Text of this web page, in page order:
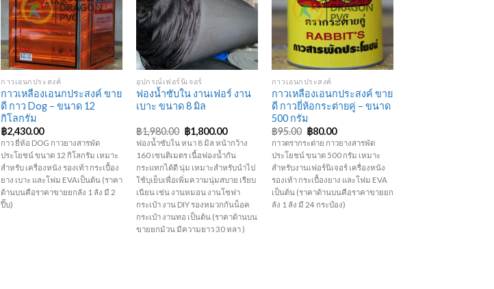
Add to
Wishlist
+
กาวเอนกประสงค์
กาวเหลืองเอนกประสงค์ ขาย
ดี กาว Dog – ขนาด 12
กิโลกรัม
฿2,430.00
กาว ยี่ห้อ DOG กาวยางสารพัด
ประโยชน์ ขนาด 12 กิโลกรัม เหมาะ
สำหรับ เครื่องหนัง รองเท้า กระเบื้อง
ยาง เบาะ และโฟม EVAเป็นต้น (ราคา
ด้านบนคือราคาขายยกลัง 1 ลัง มี 2
ปี๊บ)
Add to
Wishlist
+
อุปกรณ์เฟอร์นิเจอร์
ฟองน้ำซับใน งานเฟอร์ งาน
เบาะ ขนาด 8 มิล
฿1,980.00 Original
price
was:
฿1,980.00.
฿1,800.00Current
price
is:
฿1,800.00.
ฟองน้ำซับใน หนา 8 มิล หน้ากว้าง
160 เซนติเมตร เนื้อฟองน้ำกัน
กระแทกได้ดี นุ่ม เหมาะสำหรับนำไป
ใช้บุเย็บเพื่อเพิ่มความนุ่มสบาย เรียบ
เนียน เช่น งานหมอน งานโซฟา
กระเป๋า งาน DIY รองหมวกกันน็อค
กระเป๋า งานทอ เป็นต้น (ราคาด้านบน
ขายยกม้วน มีความยาว 30 หลา )
Add to
Wishlist
+
กาวเอนกประสงค์
กาวเหลืองเอนกประสงค์ ขาย
ดี กาวยี่ห้อกระต่ายคู่ – ขนาด
500 กรัม
฿95.00 Original
price
was:
฿95.00.
฿80.00Current
price
is:
฿80.00.
กาวตรากระต่าย กาวยางสารพัด
ประโยชน์ ขนาด 500 กรัม เหมาะ
สำหรับงานเฟอร์นิเจอร์ เครื่องหนัง
รองเท้า กระเบื้องยาง และโฟม EVA
เป็นต้น (ราคาด้านบนคือราคาขายยก
ลัง 1 ลัง มี 24 กระป๋อง)